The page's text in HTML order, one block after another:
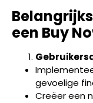
een Buy
gevoelige
Creëer een